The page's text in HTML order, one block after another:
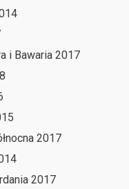
i Bawaria 2017
2017
2017